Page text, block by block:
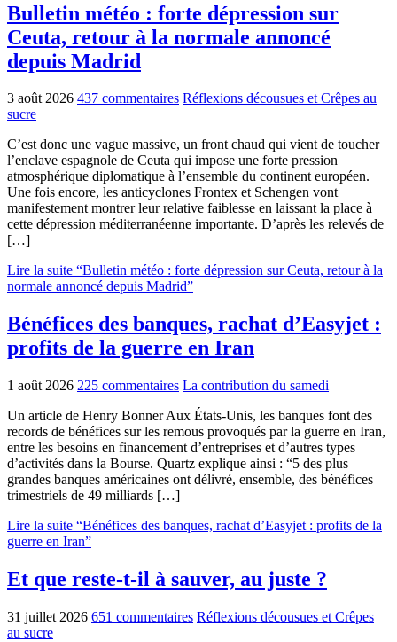
Bulletin météo : forte dépression sur
Ceuta, retour à la normale annoncé
depuis Madrid
3 août 2026 437 commentaires Réflexions décousues et Crêpes au
sucre
C’est donc une vague massive, un front chaud qui vient de toucher
l’enclave espagnole de Ceuta qui impose une forte pression
atmosphérique diplomatique à l’ensemble du continent européen.
Une fois encore, les anticyclones Frontex et Schengen vont
manifestement montrer leur relative faiblesse en laissant la place à
cette dépression méditerranéenne importante. D’après les relevés de
[…]
Lire la suite “Bulletin météo : forte dépression sur Ceuta, retour à la
normale annoncé depuis Madrid”
Bénéfices des banques, rachat d’Easyjet :
profits de la guerre en Iran
1 août 2026 225 commentaires La contribution du samedi
Un article de Henry Bonner Aux États-Unis, les banques font des
records de bénéfices sur les remous provoqués par la guerre en Iran,
entre les besoins en financement d’entreprises et d’autres types
d’activités dans la Bourse. Quartz explique ainsi : “5 des plus
grandes banques américaines ont délivré, ensemble, des bénéfices
trimestriels de 49 milliards […]
Lire la suite “Bénéfices des banques, rachat d’Easyjet : profits de la
guerre en Iran”
Et que reste-t-il à sauver, au juste ?
31 juillet 2026 651 commentaires Réflexions décousues et Crêpes
au sucre